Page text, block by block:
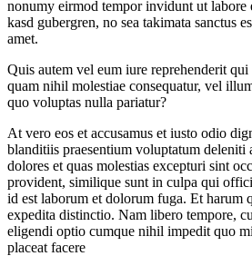
nonumy eirmod tempor invidunt ut labore
kasd gubergren, no sea takimata sanctus
amet.
Quis autem vel eum iure reprehenderit
quam nihil molestiae consequatur, vel
quo voluptas nulla pariatur?
At vero eos et accusamus et iusto odio
blanditiis praesentium voluptatum deleniti
dolores et quas molestias excepturi sint
provident, similique sunt in culpa qui
id est laborum et dolorum fuga. Et harum
expedita distinctio. Nam libero tempore,
eligendi optio cumque nihil impedit quo
placeat facere